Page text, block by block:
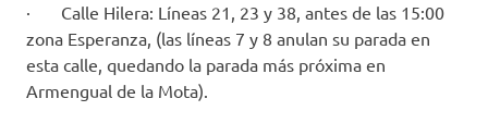
· Calle Hilera: Líneas 21, 23 y 38, antes de las 15:00
zona Esperanza, (las líneas 7 y 8 anulan su parada en
esta calle, quedando la parada más próxima en
Armengual de la Mota).